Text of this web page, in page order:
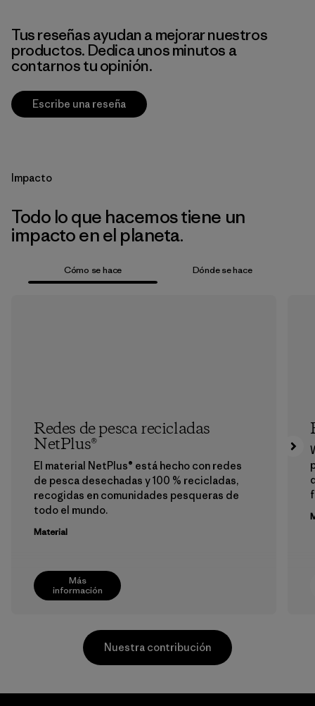
Tus reseñas ayudan a mejorar nuestros
productos. Dedica unos minutos a
contarnos tu opinión.
Escribe una reseña
Impacto
Todo lo que hacemos tiene un
impacto en el planeta.
Cómo se hace Dónde se hace
Más
información
Redes de pesca recicladas
NetPlus®
El material NetPlus® está hecho con redes
de pesca desechadas y 100 % recicladas,
recogidas en comunidades pesqueras de
todo el mundo.
Material
Nuestra contribución